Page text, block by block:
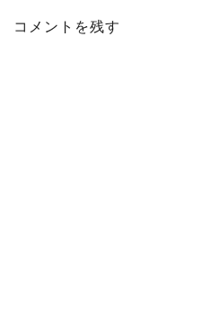
コメントを残す